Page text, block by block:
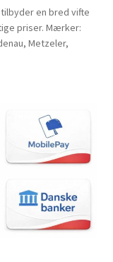
en bred vifte
priser. Mærker:
Metzeler,